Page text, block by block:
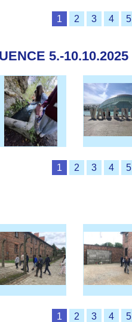
1 2 3 4 5
5.-10.10.2025
1 2 3 4 5
1 2 3 4 5